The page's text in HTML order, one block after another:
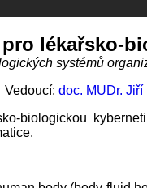
lékařsko-
systémů
Vedoucí: doc. MUDr.
biologickou